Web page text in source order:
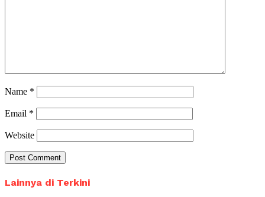
Name *
Email *
Website
Lainnya di Terkini